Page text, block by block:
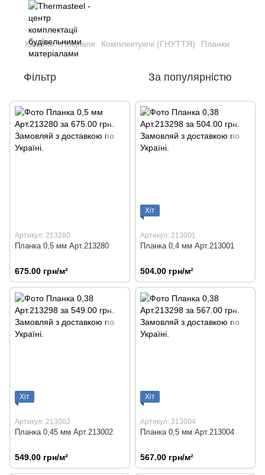
Каталог Покрівля Комплектуючі (ГНУТТЯ) Планки
Фільтр За популярністю
Артикул: 213280
Планка 0,5 мм Арт.213280
675.00 грн/м²
Хіт
Артикул: 213001
Планка 0,4 мм Арт.213001
504.00 грн/м²
Хіт
Артикул: 213002
Планка 0,45 мм Арт.213002
549.00 грн/м²
Хіт
Артикул: 213004
Планка 0,5 мм Арт.213004
567.00 грн/м²